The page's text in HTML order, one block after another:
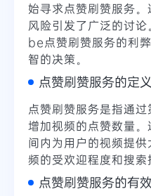
始寻求点赞刷赞服务
风险引发了广泛的讨
be点赞刷赞服务的利
智的决策。
点赞刷赞服务的定义
点赞刷赞服务是指通
增加视频的点赞数量
间内为用户的视频提
频的受欢迎程度和搜索
点赞刷赞服务的有